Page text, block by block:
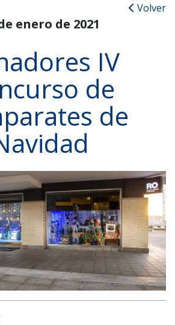
Volver
enero de 2021
IV
de
de